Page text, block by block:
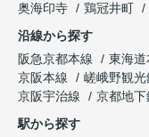
奥海印寺
鶏冠井町
沿線から探す
阪急京都本線
東海道
京阪本線
嵯峨野観光
京阪宇治線
京都地
駅から探す